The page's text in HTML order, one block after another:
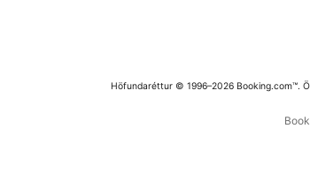
Höfundaréttur © 1996–2026 Booking.com™.